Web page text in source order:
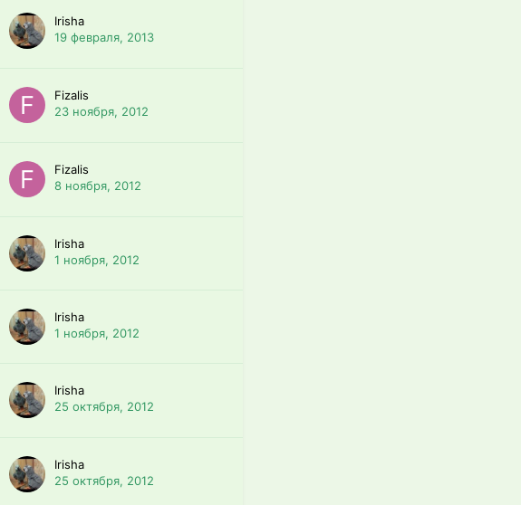
Irisha
19 февраля, 2013
Fizalis
23 ноября, 2012
Fizalis
8 ноября, 2012
Irisha
1 ноября, 2012
Irisha
1 ноября, 2012
Irisha
25 октября, 2012
Irisha
25 октября, 2012